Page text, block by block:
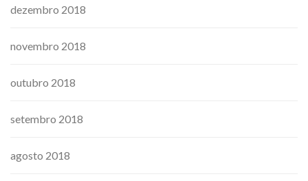
dezembro 2018
novembro 2018
outubro 2018
setembro 2018
agosto 2018